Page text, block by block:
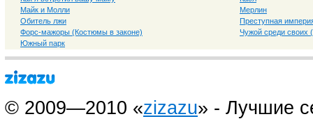
Майк и Молли
Мерлин
Обитель лжи
Преступная
Форс-мажоры (Костюмы в законе)
Чужой среди своих
Южный парк
© 2009—2010 «zizazu» - Лучшие